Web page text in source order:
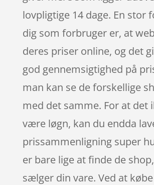
lovpligtige 14 dage. En stor
dig som forbruger er, at
deres priser online, og det
god gennemsigtighed på
man kan se de forskellige
med det samme. For at det
være løgn, kan du endda
prissammenligning super
er bare lige at finde de
sælger din vare. Ved at